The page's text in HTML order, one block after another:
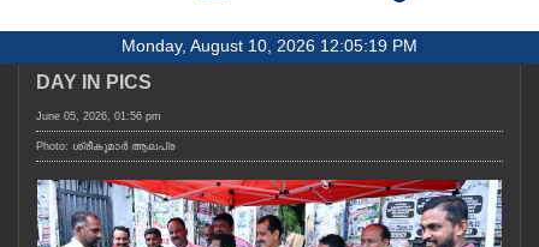
NOTIFIED NEWS
KERALA
LOCAL
Monday, August 10, 2026 12:05:19 PM
DAY IN PICS
June 05, 2026, 01:56 pm
Photo: ശ്രീകുമാർ ആലപ്ര